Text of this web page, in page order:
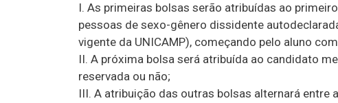
I. As primeiras bolsas serão atribuídas ao
pessoas de sexo-gênero dissidente
vigente da UNICAMP), começando pelo aluno
II. A próxima bolsa será atribuída ao candidato
reservada ou não;
III. A atribuição das outras bolsas alternará entre